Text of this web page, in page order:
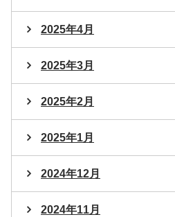
2025年4月
2025年3月
2025年2月
2025年1月
2024年12月
2024年11月